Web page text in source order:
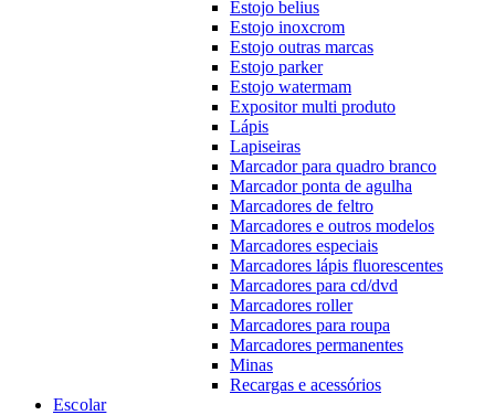
Estojo belius
Estojo inoxcrom
Estojo outras marcas
Estojo parker
Estojo watermam
Expositor multi produto
Lápis
Lapiseiras
Marcador para quadro branco
Marcador ponta de agulha
Marcadores de feltro
Marcadores e outros modelos
Marcadores especiais
Marcadores lápis fluorescentes
Marcadores para cd/dvd
Marcadores roller
Marcadores para roupa
Marcadores permanentes
Minas
Recargas e acessórios
Escolar